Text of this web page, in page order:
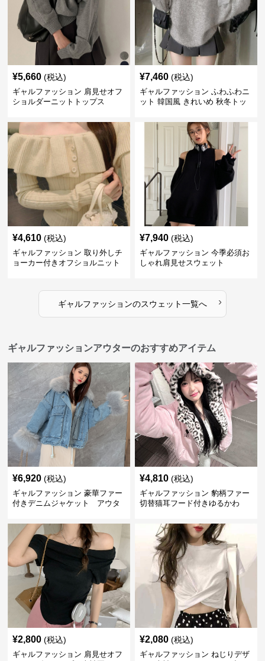
¥5,660 (税込)
ギャルファッション 肩見せオフ
ショルダーニットトップス
¥7,460 (税込)
ギャルファッション ふわふわニ
ット 韓国風 きれいめ 秋冬トッ
¥4,610 (税込)
ギャルファッション 取り外しチ
ョーカー付きオフショルニット
¥7,940 (税込)
ギャルファッション 今季必須お
しゃれ肩見せスウェット
ギャルファッションのスウェット一覧へ ›
ギャルファッションアウターのおすすめアイテム
¥6,920 (税込)
ギャルファッション 豪華ファー
付きデニムジャケット アウタ
¥4,810 (税込)
ギャルファッション 豹柄ファー
切替猫耳フード付きゆるかわ
¥2,800 (税込)
ギャルファッション 肩見せオフ
¥2,080 (税込)
ギャルファッション ねじりデザ